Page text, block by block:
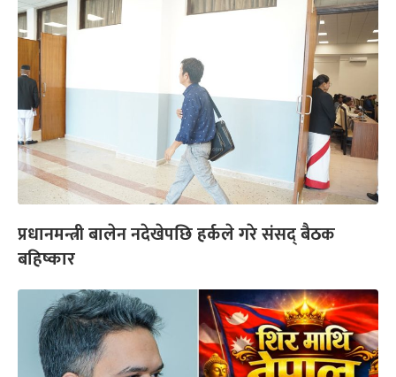
प्रधानमन्त्री बालेन नदेखेपछि हर्कले गरे संसद् बैठक
बहिष्कार